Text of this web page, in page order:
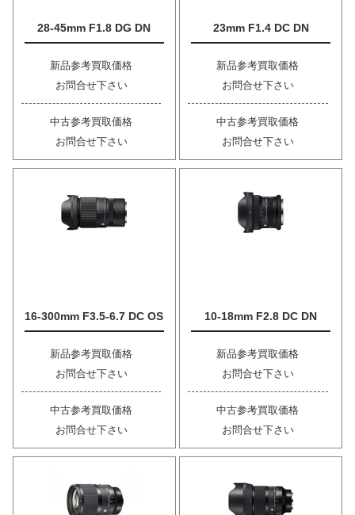
28-45mm F1.8 DG DN
新品参考買取価格
お問合せ下さい
中古参考買取価格
お問合せ下さい
23mm F1.4 DC DN
新品参考買取価格
お問合せ下さい
中古参考買取価格
お問合せ下さい
16-300mm F3.5-6.7 DC OS
新品参考買取価格
お問合せ下さい
中古参考買取価格
お問合せ下さい
10-18mm F2.8 DC DN
新品参考買取価格
お問合せ下さい
中古参考買取価格
お問合せ下さい